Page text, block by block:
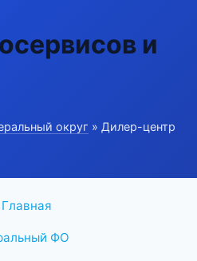
и
округ » Дилер-центр
Главная
ФО